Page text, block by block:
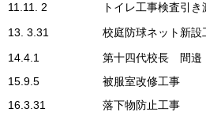
11.11. 2
トイレ工事検査引き
13. 3.31
校庭防球ネット新設
14.4.1
第十四代校長 間
15.9.5
被服室改修工事
16.3.31
落下物防止工事